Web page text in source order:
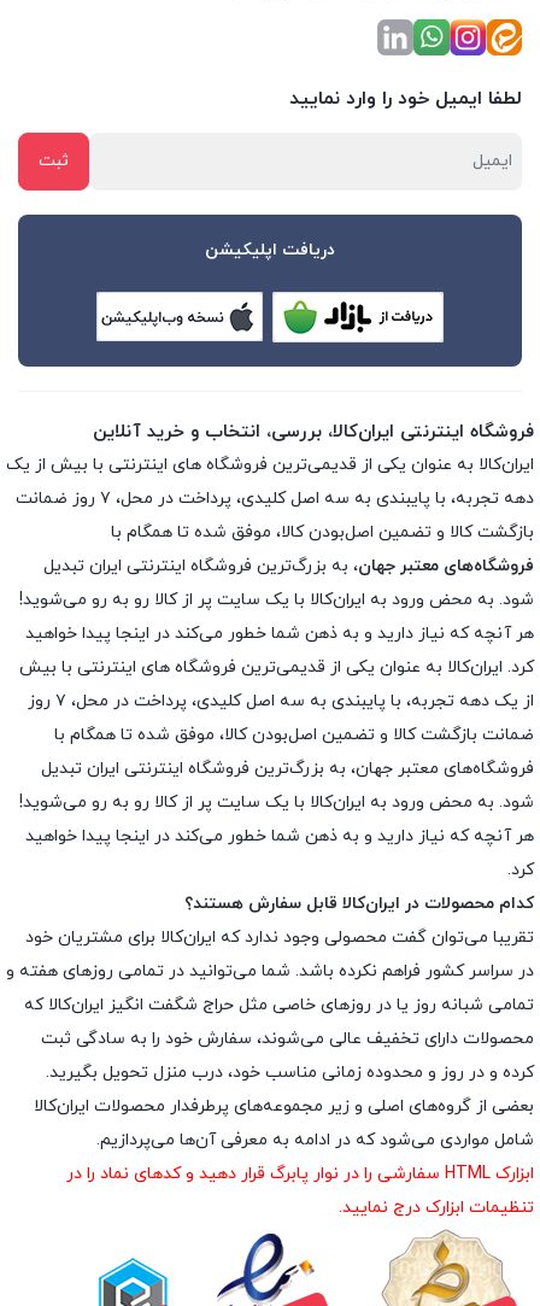
لطفا ایمیل خود را وارد نمایید
دریافت اپلیکیشن
فروشگاه اینترنتی ایران‌کالا، بررسی، انتخاب و خرید آنلاین
ایران‌کالا به عنوان یکی از قدیمی‌ترین فروشگاه های اینترنتی با بیش از یک
دهه تجربه، با پایبندی به سه اصل کلیدی، پرداخت در محل، ۷ روز ضمانت
بازگشت کالا و تضمین اصل‌بودن کالا، موفق شده تا همگام با
فروشگاه‌های معتبر جهان، به بزرگ‌ترین فروشگاه اینترنتی ایران تبدیل
شود. به محض ورود به ایران‌کالا با یک سایت پر از کالا رو به رو می‌شوید!
هر آنچه که نیاز دارید و به ذهن شما خطور می‌کند در اینجا پیدا خواهید
کرد. ایران‌کالا به عنوان یکی از قدیمی‌ترین فروشگاه های اینترنتی با بیش
از یک دهه تجربه، با پایبندی به سه اصل کلیدی، پرداخت در محل، ۷ روز
ضمانت بازگشت کالا و تضمین اصل‌بودن کالا، موفق شده تا همگام با
فروشگاه‌های معتبر جهان، به بزرگ‌ترین فروشگاه اینترنتی ایران تبدیل
شود. به محض ورود به ایران‌کالا با یک سایت پر از کالا رو به رو می‌شوید!
هر آنچه که نیاز دارید و به ذهن شما خطور می‌کند در اینجا پیدا خواهید
کرد.
کدام محصولات در ایران‌کالا قابل سفارش هستند؟
تقریبا می‌توان گفت محصولی وجود ندارد که ایران‌کالا برای مشتریان خود
در سراسر کشور فراهم نکرده باشد. شما می‌توانید در تمامی روزهای هفته و
تمامی شبانه روز یا در روزهای خاصی مثل حراج شگفت انگیز ایران‌کالا که
محصولات دارای تخفیف عالی می‌شوند، سفارش خود را به سادگی ثبت
کرده و در روز و محدوده زمانی مناسب خود، درب منزل تحویل بگیرید.
بعضی از گروه‌های اصلی و زیر مجموعه‌های پرطرفدار محصولات ایران‌کالا
شامل مواردی می‌شود که در ادامه به معرفی آن‌ها می‌پردازیم.
ابزارک HTML سفارشی را در نوار پابرگ قرار دهید و کدهای نماد را در
تنظیمات ابزارک درج نمایید.